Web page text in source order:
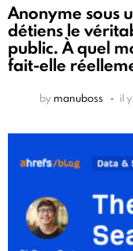
Anonyme sous
détiens le
public. À quel
fait-elle
by manuboss il